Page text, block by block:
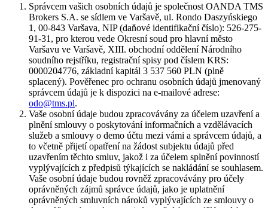
Správcem vašich osobních údajů je společnost OANDA TMS
Brokers S.A. se sídlem ve Varšavě, ul. Rondo Daszyńskiego
1, 00-843 Varšava, NIP (daňové identifikační číslo): 526-275-
91-31, pro kterou vede Okresní soud pro hlavní město
Varšavu ve Varšavě, XIII. obchodní oddělení Národního
soudního rejstříku, registrační spisy pod číslem KRS:
0000204776, základní kapitál 3 537 560 PLN (plně
splacený). Pověřenec pro ochranu osobních údajů jmenovaný
správcem údajů je k dispozici na e-mailové adrese:
odo@tms.pl.
Vaše osobní údaje budou zpracovávány za účelem uzavření a
plnění smlouvy o poskytování informačních a vzdělávacích
služeb a smlouvy o demo účtu mezi vámi a správcem údajů, a
to včetně přijetí opatření na žádost subjektu údajů před
uzavřením těchto smluv, jakož i za účelem splnění povinností
vyplývajících z předpisů týkajících se nakládání se souhlasem.
Vaše osobní údaje budou rovněž zpracovávány pro účely
oprávněných zájmů správce údajů, jako je uplatnění
oprávněných smluvních nároků vyplývajících ze smlouvy o